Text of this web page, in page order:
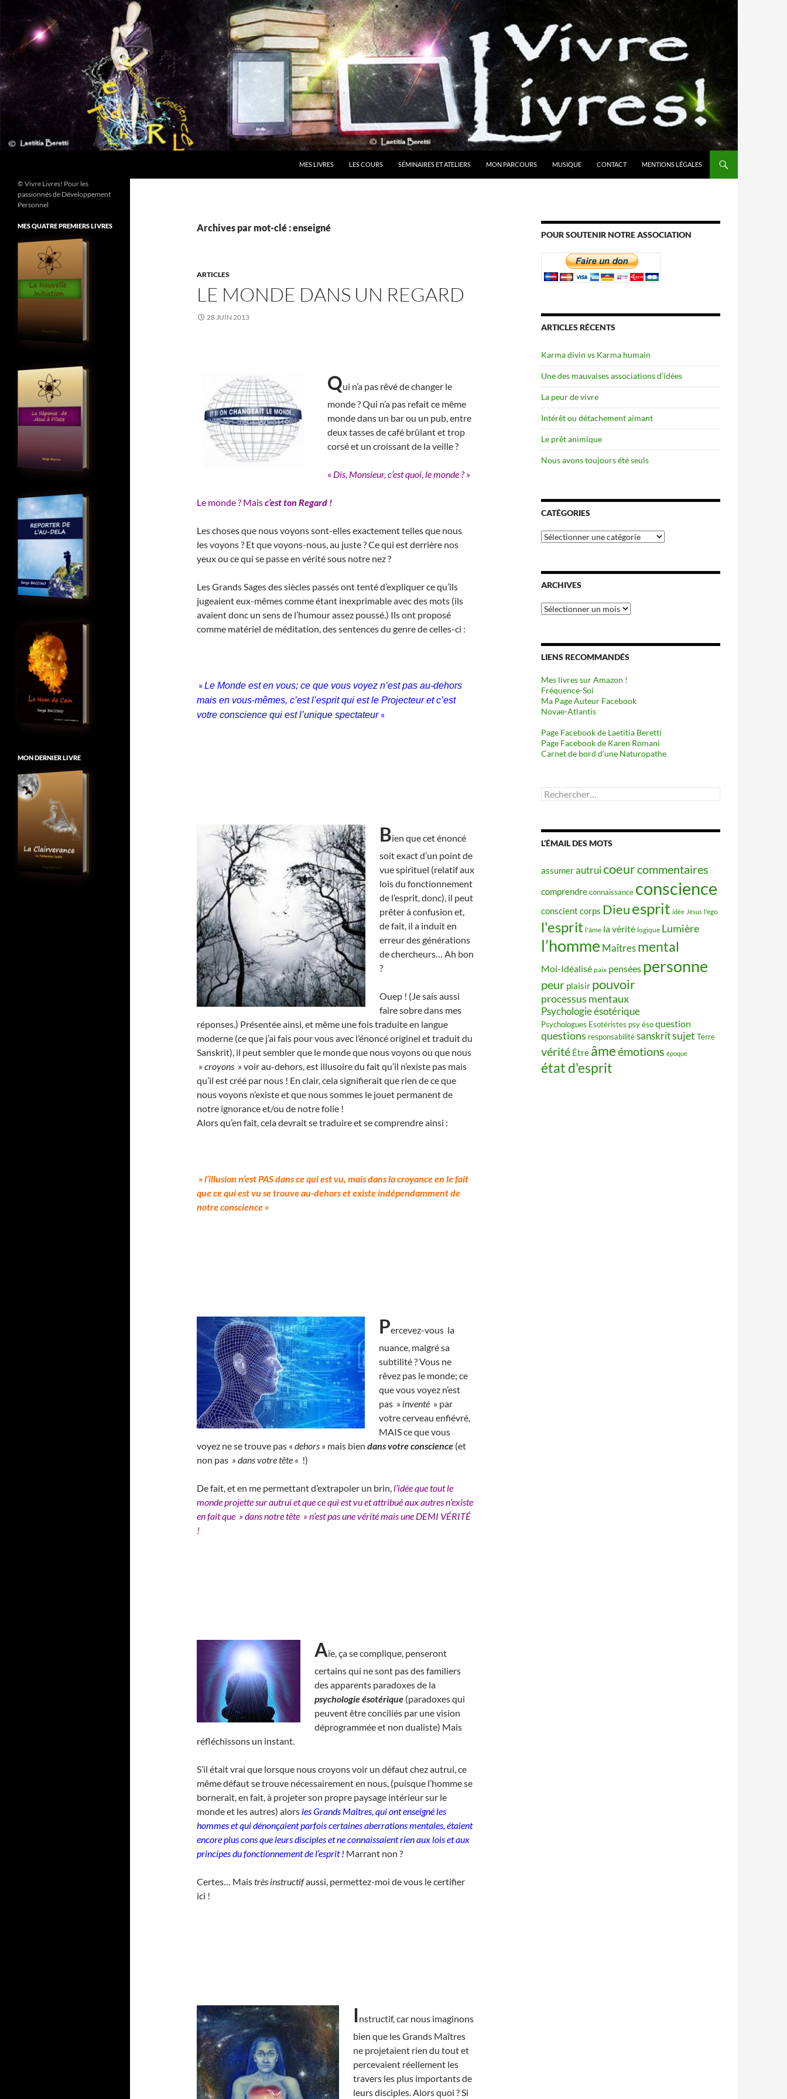
contenu
MES LIVRES LES COURS SÉMINAIRES ET ATELIERS MON PARCOURS MUSIQUE CONTACT MENTIONS LÉGALES
Archives par mot-clé : enseigné
ARTICLES
LE MONDE DANS UN REGARD
28 JUIN 2013
Qui n’a pas rêvé de changer le
monde ? Qui n’a pas refait ce même
monde dans un bar ou un pub, entre
deux tasses de café brûlant et trop
corsé et un croissant de la veille ?
« Dis, Monsieur, c’est quoi, le monde ?»
Le monde ? Maisc’estton Regard !
Les choses que nous voyons sont-elles exactement telles que nous
les voyons ? Et que voyons-nous, au juste ? Ce qui est derrière nos
yeux ou ce qui se passe en vérité sous notre nez ?
Les Grands Sages des siècles passés ont tenté d’expliquer ce qu’ils
jugeaient eux-mêmes comme étant inexprimable avec des mots (ils
avaient donc un sens de l’humour assez poussé.) Ils ont proposé
comme matériel de méditation, des sentences du genre de celles-ci :
»Le Monde est en vous; ce que vous voyez n’est pas au-dehors
mais en vous-mêmes, c’est l’esprit qui est le Projecteur et c’est
votre conscience qui est l’unique spectateur «
Bien que cet énoncé
soit exact d’un point de
vue spirituel (relatif aux
lois du fonctionnement
de l’esprit, donc), il peut
prêter à confusion et,
de fait, il a induit en
erreur des générations
de chercheurs… Ah bon
?
Ouep ! (Je sais aussi
faire sobre dans mes
réponses.) Présentée ainsi, et même une fois traduite en langue
moderne (ce que j’ai fais pour vous avec l’énoncé originel et traduit du
Sanskrit), il peut sembler que le monde que nous voyons ou que nous
»croyons » voir au-dehors, est illusoire du fait qu’il n’existe pas mais
qu’il est créé par nous ! En clair, cela signifierait que rien de ce que
nous voyons n’existe et que nous sommes le jouet permanent de
notre ignorance et/ou de notre folie !
Alors qu’en fait, cela devrait se traduire et se comprendre ainsi :
» l’illusion n’est PAS dans ce qui est vu, mais dans la croyance en le fait
que ce qui est vu se trouve au-dehors et existe indépendamment de
notre conscience «
Percevez-vous la
nuance, malgré sa
subtilité ? Vous ne
rêvez pas le monde; ce
que vous voyez n’est
pas » inventé » par
votre cerveau enfiévré,
MAIS ce que vous
voyez ne se trouve pas « dehors » mais bien dans votre conscience (et
non pas » dans votre tête « !)
De fait, et en me permettant d’extrapoler un brin,l’idée que tout le
monde projette sur autrui et que ce qui est vu et attribué aux autres n’existe
en fait que » dans notre tête » n’est pas une vérité mais une DEMI VÉRITÉ
!
Aïe, ça se complique, penseront
certains qui ne sont pas des familiers
des apparents paradoxes de la
psychologie ésotérique (paradoxes qui
peuvent être conciliés par une vision
déprogrammée et non dualiste) Mais
réfléchissons un instant.
S’il était vrai que lorsque nous croyons voir un défaut chez autrui, ce
même défaut se trouve nécessairement en nous, (puisque l’homme se
bornerait, en fait, à projeter son propre paysage intérieur sur le
monde et les autres) alorsles Grands Maîtres, qui ont enseigné les
hommes et qui dénonçaient parfois certaines aberrations mentales, étaient
encore plus cons que leurs disciples et ne connaissaient rien aux lois et aux
principes du fonctionnement de l’esprit ! Marrant non ?
Certes… Maistrès instructifaussi, permettez-moi de vous le certifier
ici !
Instructif, car nous imaginons
bien que les Grands Maîtres
ne projetaient rien du tout et
percevaient réellement les
travers les plus importants de
leurs disciples. Alors quoi ? Si
POUR SOUTENIR NOTRE ASSOCIATION
ARTICLES RÉCENTS
Karma divin vs Karma humain
Une des mauvaises associations d’idées
La peur de vivre
Intérêt ou détachement aimant
Le prêt animique
Nous avons toujours été seuls
CATÉGORIES
Catégories
ARCHIVES
Archives
LIENS RECOMMANDÉS
Mes livres sur Amazon !
Fréquence-Soi
Ma Page Auteur Facebook
Novae-Atlantis
Page Facebook de Laetitia Beretti
Page Facebook de Karen Romani
Carnet de bord d’une Naturopathe
Rechercher :
L’ÉMAIL DES MOTS
assumerautruicoeurcommentaires
comprendreconnaissance conscience
conscient corps Dieuesprit idée Jésus l'ego
l'esprit l'âme la vérité logique Lumière
l’homme Maîtres mental
Moi-Idéalisé paix pensées personne
peur plaisir pouvoir
processus mentaux
Psychologie ésotérique
Psychologues Esotéristes psy ésoquestion
questions responsabilitésanskritsujet Terre
vérité Être âmeémotions époque
état d'esprit
© Vivre Livres! Pour les
passionnés de Développement
Personnel
MES QUATRE PREMIERS LIVRES
MON DERNIER LIVRE